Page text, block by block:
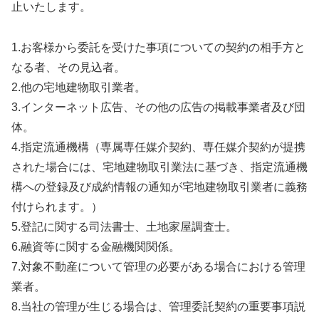
止いたします。
1.お客様から委託を受けた事項についての契約の相手方と
なる者、その見込者。
2.他の宅地建物取引業者。
3.インターネット広告、その他の広告の掲載事業者及び団
体。
4.指定流通機構（専属専任媒介契約、専任媒介契約が提携
された場合には、宅地建物取引業法に基づき、指定流通機
構への登録及び成約情報の通知が宅地建物取引業者に義務
付けられます。）
5.登記に関する司法書士、土地家屋調査士。
6.融資等に関する金融機関関係。
7.対象不動産について管理の必要がある場合における管理
業者。
8.当社の管理が生じる場合は、管理委託契約の重要事項説